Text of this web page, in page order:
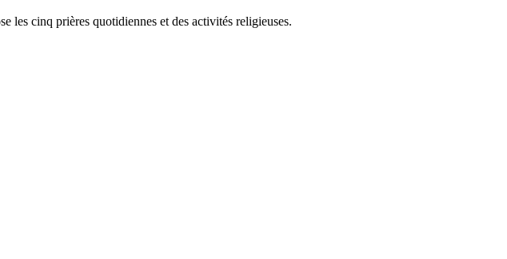
les cinq prières quotidiennes et des activités religieuses.